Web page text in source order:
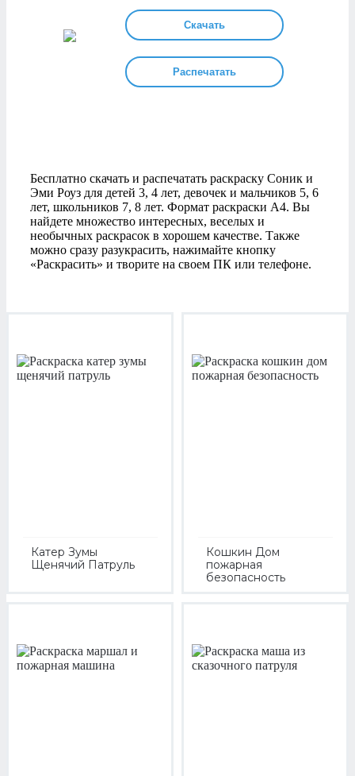
Скачать
Распечатать
Бесплатно скачать и распечатать раскраску Соник и
Эми Роуз для детей 3, 4 лет, девочек и мальчиков 5, 6
лет, школьников 7, 8 лет. Формат раскраски А4. Вы
найдете множество интересных, веселых и
необычных раскрасок в хорошем качестве. Также
можно сразу разукрасить, нажимайте кнопку
«Раскрасить» и творите на своем ПК или телефоне.
Катер Зумы
Щенячий Патруль
Кошкин Дом
пожарная
безопасность